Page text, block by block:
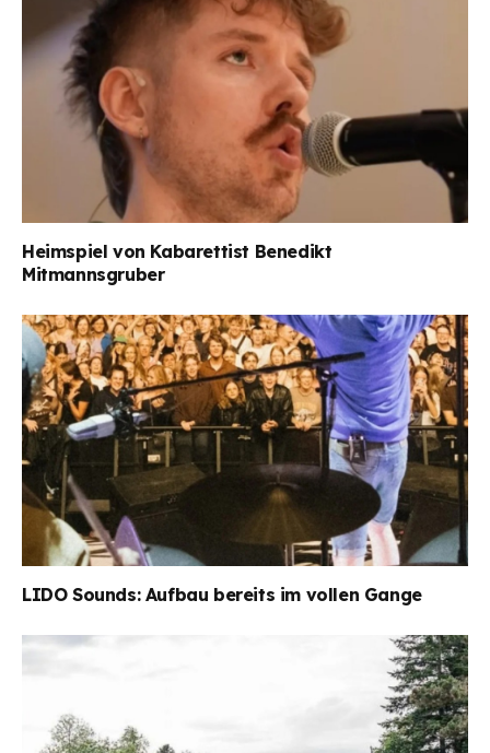
Heimspiel von Kabarettist Benedikt
Mitmannsgruber
LIDO Sounds: Aufbau bereits im vollen Gange